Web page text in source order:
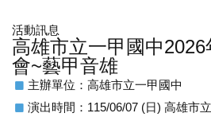
活動訊息
高雄市立一甲國中
會~藝甲音雄
主辦單位：高雄市立一甲國中
演出時間：115/06/07 (日) 高雄市